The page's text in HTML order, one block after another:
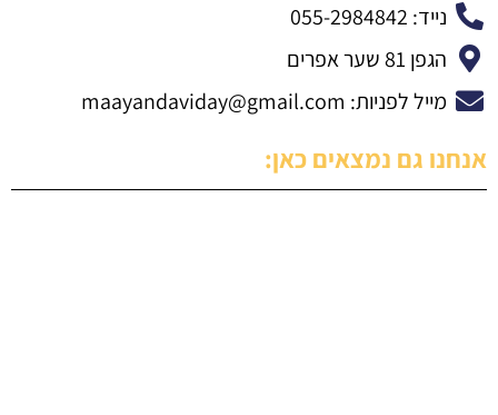
נייד: 055-2984842
הגפן 81 שער אפרים
מייל לפניות: maayandaviday@gmail.com
אנחנו גם נמצאים כאן: